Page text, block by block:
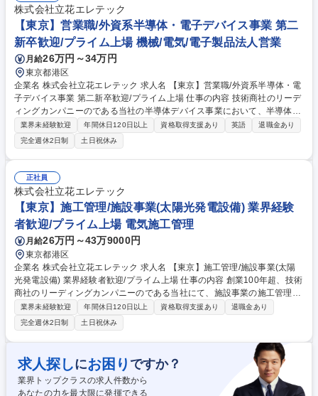
インバーター、ACサーボなど、幅広いFA機器を取り扱います。■入社後
は、研修や現場でのOJTを通じて、商品知識や提案の進め方をしっかり学
んでいただける環境です。 募集職種 【東京】営業/FAシステム事業 第二新
卒・業界未経験OK/プライム上場/年休128日
株式会社立花エレテック
【東京】営業職/外資系半導体・電子デバイス事業 第二
新卒歓迎/プライム上場 機械/電気/電子製品法人営業
月給26万円～34万円
東京都港区
企業名 株式会社立花エレテック 求人名 【東京】営業職/外資系半導体・電
子デバイス事業 第二新卒歓迎/プライム上場 仕事の内容 技術商社のリーデ
ィングカンパニーのである当社の半導体デバイス事業において、半導体装
置、検査装置、POSシステム、防災等、大手メーカーの幅広いお客様に向
けた提案営業です。 【詳細】■高機能化するお客さまの製品に対し、最適
かつ高品質な半導体とデバイスを提供しています■時には、エンジニアと
協力して仕入れ先とのやり取りや、お客様の商品開発の段階から打ち合わ
せに参加することもあるため、よりモノづくりに踏み込んだ貴重な経験も
できます■入社後は、研修や現場でのOJTを通じて、商品知識や提案の進
め方をしっかり学んでいただける環境です。成長に合わせて会社全体での
サポート体制◎ 募集職種 【東京】営業職/外資系半導体・電子デバイス事
業 第二新卒歓迎/プライム上場
業界未経験歓迎 年間休日120日以上 資格取得支援あり 英語
退職金あり
完全週休2日制
土日祝休み
正社員
株式会社立花エレテック
【東京】施工管理/施設事業(太陽光発電設備) 業界経験
者歓迎/プライム上場 電気施工管理
月給26万円～43万9000円
東京都港区
企業名 株式会社立花エレテック 求人名 【東京】施工管理/施設事業(太陽
光発電設備) 業界経験者歓迎/プライム上場 仕事の内容 創業100年超、技術
商社のリーディングカンパニーのである当社にて、施設事業の施工管理職
をお任せします。当社の顧客が保有する、大型工場などに対する太陽光発
電設備などの設置工事を管理いただきます。 【詳細】■技術と人の暮ら
し、社会との関わりを真摯に見つめた活動を展開し、快適な環境づくりに
貢献できます■特に空調設備のリニューアルや太陽光発電設備のメンテナ
ンスを通じて、省エネと快適性を図る取り組みが評価されています■太陽
光発電設備/ソーラーカーポート/蓄電池/急速充電器などの商材を取扱いま
す■入社後は、研修や現場でのOJTを通じて、商品知識や業務の進め方を
業界未経験歓迎 年間休日120日以上 資格取得支援あり
退職金あり
完全週休2日制
土日祝休み
求人探しにお困り ですか？
業界トップクラスの求人件数から
あなたの力を最大限に発揮できる